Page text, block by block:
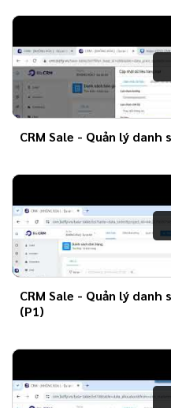
CRM Sale - Quản lý
CRM Sale - Quản lý
(P1)